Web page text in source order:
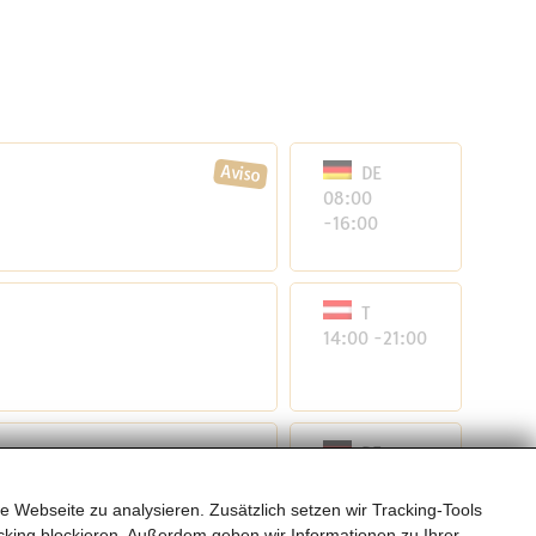
zu analysieren. Zusätzlich setzen wir Tracking-Tools
DE
08:00
-16:00
T
14:00 -21:00
für Technologie,
DE
-18:00